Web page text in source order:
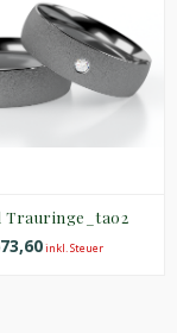
Trauringe_ta02
inkl. Steuer